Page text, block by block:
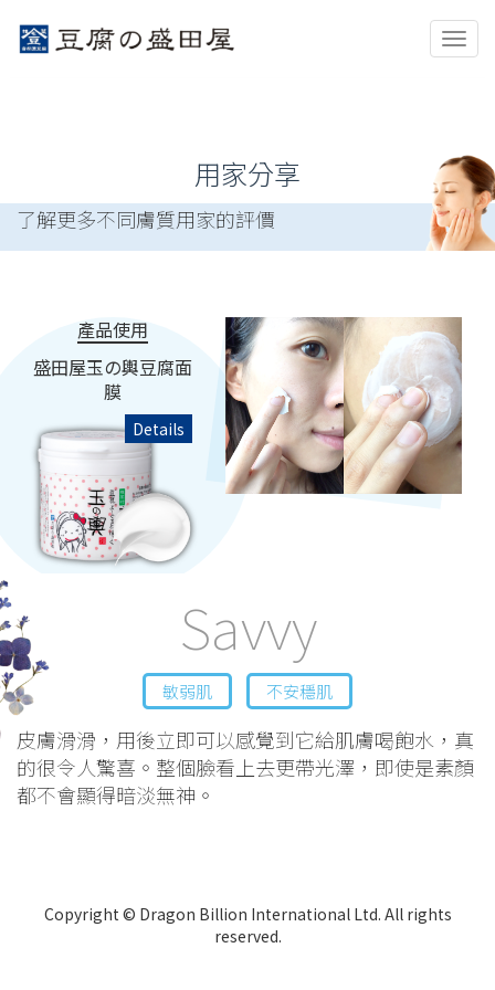
用家分享
了解更多不同膚質用家的評價
產品使用
盛田屋玉の輿豆腐面
膜
Savvy
敏弱肌 不安穩肌
皮膚滑滑，用後立即可以感覺到它給肌膚喝飽水，真
的很令人驚喜。整個臉看上去更帶光澤，即使是素顏
都不會顯得暗淡無神。
Copyright © Dragon Billion International Ltd. All rights
reserved.